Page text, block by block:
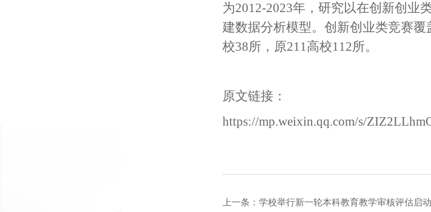
为2012-2023年，研究以在创新创业
建数据分析模型。创新创业类竞赛
校38所，原211高校112所。
原文链接：
https://mp.weixin.qq.com/s/
上一条： 学校举行新一轮本科教育教学审核评估启